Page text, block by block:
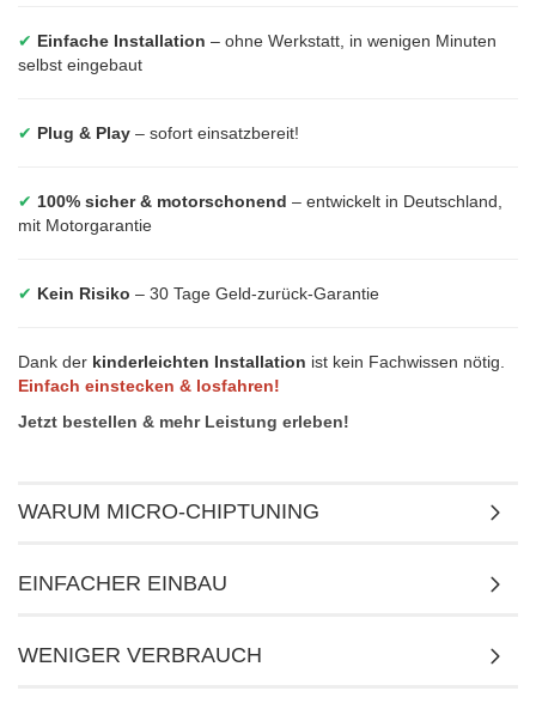
✔ Einfache Installation – ohne Werkstatt, in wenigen Minuten
selbst eingebaut
✔ Plug & Play – sofort einsatzbereit!
✔ 100% sicher & motorschonend – entwickelt in Deutschland,
mit Motorgarantie
✔ Kein Risiko – 30 Tage Geld-zurück-Garantie
Dank der kinderleichten Installation ist kein Fachwissen nötig.
Einfach einstecken & losfahren!
Jetzt bestellen & mehr Leistung erleben!
WARUM MICRO-CHIPTUNING
EINFACHER EINBAU
WENIGER VERBRAUCH